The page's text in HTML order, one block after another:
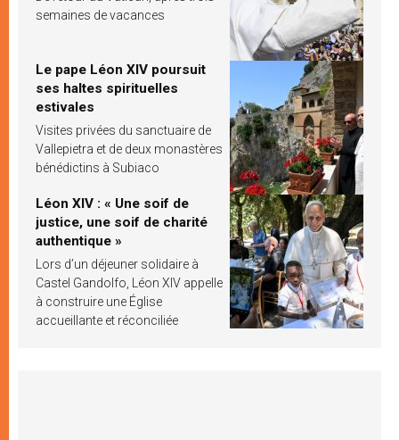
semaines de vacances
Le pape Léon XIV poursuit
ses haltes spirituelles
estivales
Visites privées du sanctuaire de
Vallepietra et de deux monastères
bénédictins à Subiaco
Léon XIV : « Une soif de
justice, une soif de charité
authentique »
Lors d’un déjeuner solidaire à
Castel Gandolfo, Léon XIV appelle
à construire une Église
accueillante et réconciliée